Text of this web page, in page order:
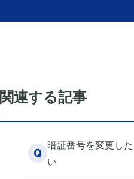
関連する記事
Q
暗証番号を変更した
い